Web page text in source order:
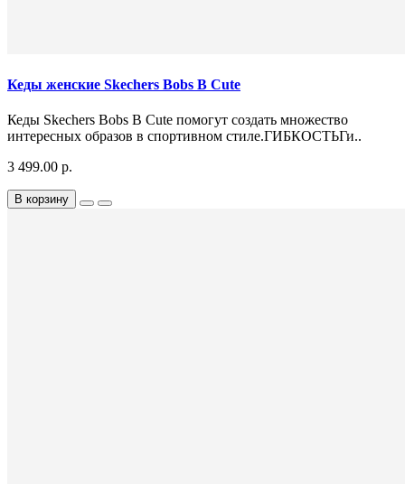
Кеды женские Skechers Bobs B Cute
Кеды Skechers Bobs B Cute помогут создать множество
интересных образов в спортивном стиле.ГИБКОСТЬГи..
3 499.00 р.
В корзину